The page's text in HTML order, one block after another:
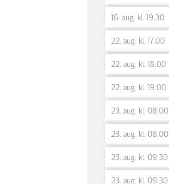
16. aug. kl. 19.30
22. aug. kl. 17.00
22. aug. kl. 18.00
22. aug. kl. 19.00
23. aug. kl. 08.00
23. aug. kl. 08.00
23. aug. kl. 09.30
23. aug. kl. 09.30